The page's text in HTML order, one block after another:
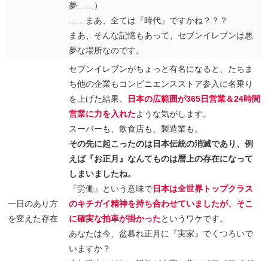
夢……）
……まあ、全ては『時代』ですかね？？？
まあ、そんな記憶もあって、セブンイレブンは悪
夢な場所なのです。
一日のあり方
を変えた存在
セブンイレブンがちょっと有名になると、たちま
ち他の企業もコンビニエンスストア参入に名乗り
を上げた結果、
日本の広範囲が365日営業＆24時間
営業に力を入れたような気がします。
スーパーも、飲食店も、製造業も。
その先に起こったのは日本伝統の消滅であり、例
えば『お正月』なんてものは暦上の存在になって
しまいましたね。
『労働』という意味で日本は全世界トップクラス
のキチガイ精神を持ち合わせていましたが、そこ
に確実な拍車が掛かったというワケです。
あなたは今、盆暮れ正月に『実家』でくつろいで
いますか？